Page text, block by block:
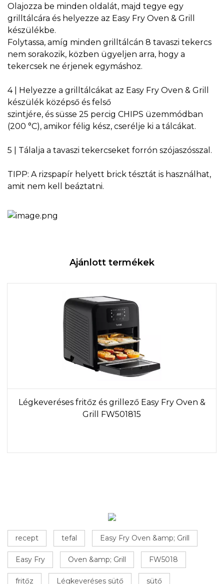
Olajozza be minden oldalát, majd tegye egy
grilltálcára és helyezze az Easy Fry Oven & Grill
készülékbe.
Folytassa, amíg minden grilltálcán 8 tavaszi tekercs
nem sorakozik, közben ügyeljen arra, hogy a
tekercsek ne érjenek egymáshoz.
4 | Helyezze a grilltálcákat az Easy Fry Oven & Grill
készülék középső és felső
szintjére, és süsse 25 percig CHIPS üzemmódban
(200 °C), amikor félig kész, cserélje ki a tálcákat.
5 | Tálalja a tavaszi tekercseket forrón szójaszósszal.
TIPP: A rizspapír helyett brick tésztát is használhat,
amit nem kell beáztatni.
Ajánlott termékek
Légkeveréses fritőz és grillező Easy Fry Oven &
Grill FW501815
recept tefal Easy Fry Oven &amp; Grill
Easy Fry Oven &amp; Grill FW5018
fritőz Légkeveréses sütő sütő